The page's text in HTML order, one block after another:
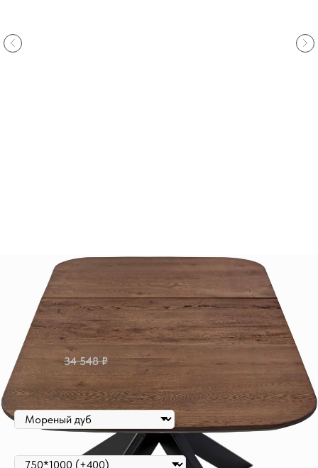
Вэйв Стандарт раздвижной
Артикул: 05806
27 900 ₽ 34 548 ₽
Цена за полотно
ВЫБОР ЦВЕТА
ВЫБОР РАЗМЕРА